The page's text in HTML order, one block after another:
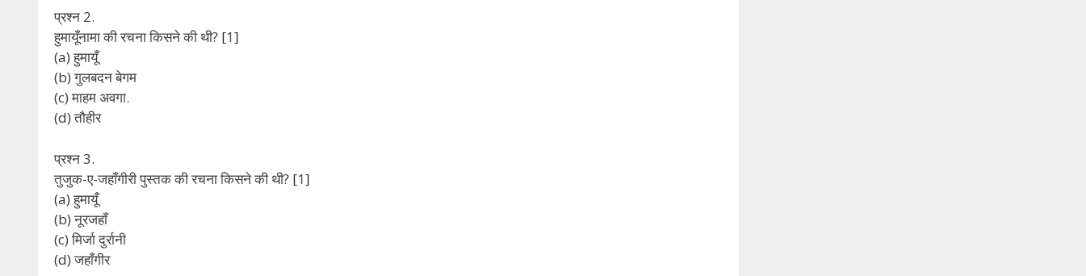
प्रश्न 2.
हुमायूँनामा की रचना किसने की थी? [1]
(a) हुमायूँ
(b) गुलबदन बेगम
(c) माहम अवगा.
(d) तौहीर
प्रश्न 3.
तुजुक-ए-जहाँगीरी पुस्तक की रचना किसने की थी? [1]
(a) हुमायूँ
(b) नूरजहाँ
(c) मिर्जा दुर्रानी
(d) जहाँगीर